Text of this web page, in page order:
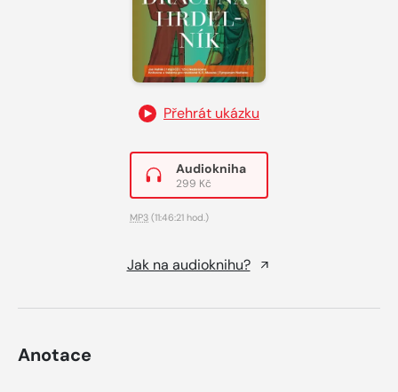
Přehrát ukázku
Audiokniha
299 Kč
MP3 (11:46:21 hod.)
Jak na audioknihu?
Anotace